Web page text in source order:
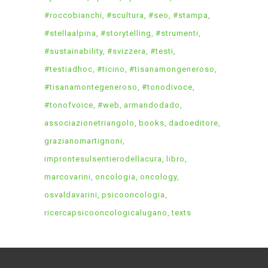
#roccobianchi #scultura #seo #stampa
#stellaalpina #storytelling #strumenti
#sustainability #svizzera #testi
#testiadhoc #ticino #tisanamongeneroso
#tisanamontegeneroso #tonodivoce
#tonofvoice #web
armandodado
associazionetriangolo
books dadoeditore
grazianomartignoni
improntesulsentierodellacura
libro
marcovarini oncologia oncology
osvaldavarini psicooncologia
ricercapsicooncologicalugano texts